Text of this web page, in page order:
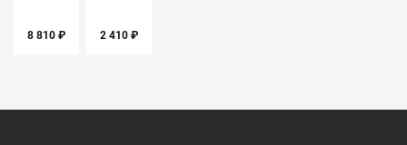
8 810 ₽
2 410 ₽